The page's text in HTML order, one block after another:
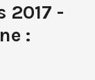
2017 -
: